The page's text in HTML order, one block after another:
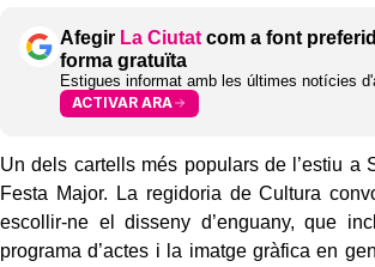
Afegir La Ciutat com a font
forma gratuïta
Estigues informat amb les últimes notícies
ACTIVAR ARA
Un dels cartells més populars de l’estiu a
Festa Major. La regidoria de Cultura
escollir-ne el disseny d’enguany, que
programa d’actes i la imatge gràfica en